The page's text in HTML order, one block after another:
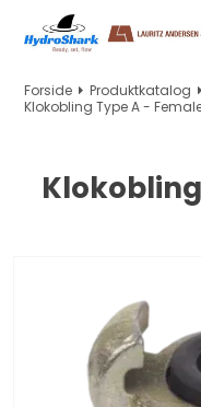
Forside Produktkatalog
Klokobling Type A -